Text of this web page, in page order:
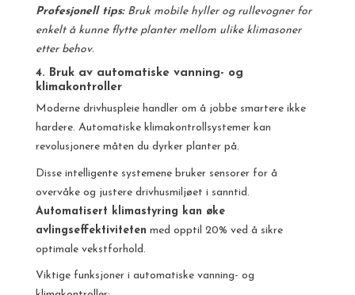
Profesjonell tips: Bruk mobile hyller og rullevogner for
enkelt å kunne flytte planter mellom ulike klimasoner
etter behov.
4. Bruk av automatiske vanning- og
klimakontroller
Moderne drivhuspleie handler om å jobbe smartere ikke
hardere. Automatiske klimakontrollsystemer kan
revolusjonere måten du dyrker planter på.
Disse intelligente systemene bruker sensorer for å
overvåke og justere drivhusmiljøet i sanntid.
Automatisert klimastyring kan øke
avlingseffektiviteten med opptil 20% ved å sikre
optimale vekstforhold.
Viktige funksjoner i automatiske vanning- og